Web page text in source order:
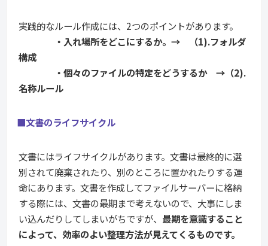
実践的なルール作成には、2つのポイントがあります。
・入れ場所をどこにするか。→ （1).フォルダ
構成
・個々のファイルの特定をどうするか →（2).
名称ルール
■文書のライフサイクル
文書にはライフサイクルがあります。文書は最終的に選
別されて廃棄されたり、別のところに置かれたりする運
命にあります。文書を作成してファイルサーバーに格納
する際には、文書の最期まで考えないので、大事にしま
い込んだりしてしまいがちですが、 最期を意識すること
によって、効率のよい整理方法が見えてくるものです。